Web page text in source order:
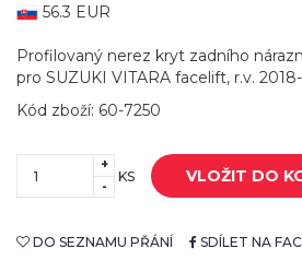
56.3 EUR
Profilovaný nerez kryt zadního
pro SUZUKI VITARA facelift, r.v. 2018-
Kód zboží: 60-7250
+
-
KS VLOŽIT DO
DO SEZNAMU PŘÁNÍ SDÍLET NA